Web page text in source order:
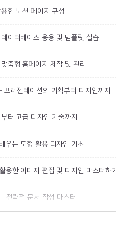
한 노션 페이지 구성
이터베이스 응용 및 템플릿 실습
춤형 홈페이지 제작 및 관리
레젠테이션의 기획부터 디자인까지
터 고급 디자인 기술까지
우는 도형 활용 디자인 기초
용한 이미지 편집 및 디자인 마스터하기
전략적 문서 작성 마스터